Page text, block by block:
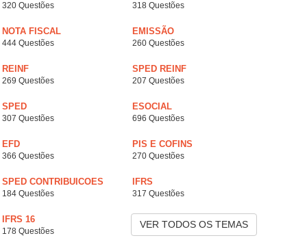
320 Questões 318 Questões
NOTA FISCAL
444 Questões
EMISSÃO
260 Questões
REINF
269 Questões
SPED REINF
207 Questões
SPED
307 Questões
ESOCIAL
696 Questões
EFD
366 Questões
PIS E COFINS
270 Questões
SPED CONTRIBUICOES
184 Questões
IFRS
317 Questões
IFRS 16
178 Questões
VER TODOS OS TEMAS